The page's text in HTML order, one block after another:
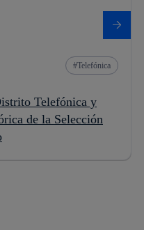
Telefónica
Telefónica y
de la Selección